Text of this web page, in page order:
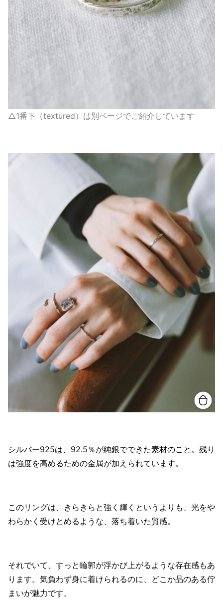
△1番下（textured）は別ページでご紹介しています
シルバー925は、92.5％が純銀でできた素材のこと。残り
は強度を高めるための金属が加えられています。
このリングは、きらきらと強く輝くというよりも、光をや
わらかく受けとめるような、落ち着いた質感。
それでいて、すっと輪郭が浮かび上がるような存在感もあ
ります。気負わず身に着けられるのに、どこか品のある佇
まいが魅力です。